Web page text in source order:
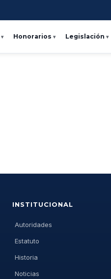
Honorarios Legislación
INSTITUCIONAL
Autoridades
Estatuto
Historia
Noticias